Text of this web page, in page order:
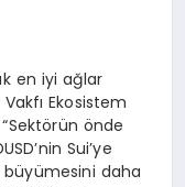
en iyi ağlar
Ekosistem
önde
Sui’ye
büyümesini daha